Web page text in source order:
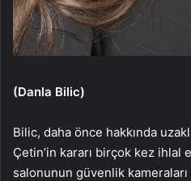
(Danla Bilic)
Bilic, daha önce hakkında
Çetin’in kararı birçok kez
salonunun güvenlik